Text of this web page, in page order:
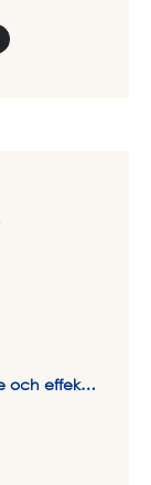
Microsoft 365 Copilot - Arbeta smartare och effektivare med AI